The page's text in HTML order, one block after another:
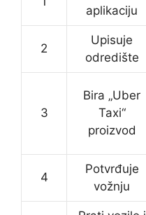
aplikaciju
2
Upisuje
odredište
3
Bira „Uber
Taxi“
proizvod
4
Potvrđuje
vožnju